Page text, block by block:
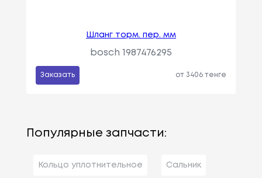
Шланг торм. пер. мм
bosch 1987476295
Заказать от 3406 тенге
Популярные запчасти:
Кольцо уплотнительное Сальник